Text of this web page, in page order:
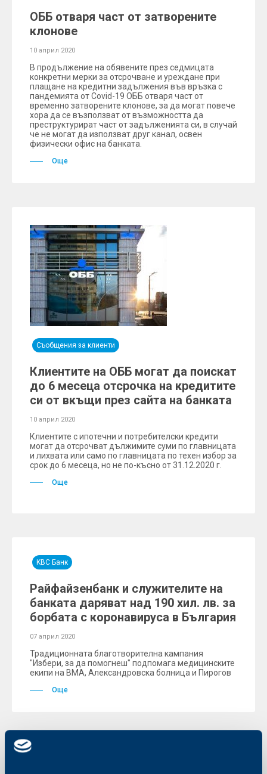
ОББ отваря част от затворените
клонове
10 април 2020
В продължение на обявените през седмицата
конкретни мерки за отсрочване и уреждане при
плащане на кредитни задължения във връзка с
пандемията от Covid-19 ОББ отваря част от
временно затворените клонове, за да могат повече
хора да се възползват от възможността да
преструктурират част от задълженията си, в случай
че не могат да използват друг канал, освен
физически офис на банката.
Още
Съобщения за клиенти
Клиентите на ОББ могат да поискат
до 6 месеца отсрочка на кредитите
си от вкъщи през сайта на банката
10 април 2020
Клиентите с ипотечни и потребителски кредити
могат да отсрочват дължимите суми по главницата
и лихвата или само по главницата по техен избор за
срок до 6 месеца, но не по-късно от 31.12.2020 г.
Още
KBC Банк
Райфайзенбанк и служителите на
банката даряват над 190 хил. лв. за
борбата с коронавируса в България
07 април 2020
Традиционната благотворителна кампания
"Избери, за да помогнеш" подпомага медицинските
екипи на ВМА, Александровска болница и Пирогов
Още